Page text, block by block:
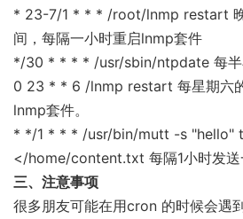
* 23-7/1 * * * /root/lnmp restart 晚
间，每隔一小时重启lnmp套件
*/30 * * * * /usr/sbin/ntpdate 每半
0 23 * * 6 /lnmp restart 每星期六
lnmp套件。
* */1 * * * /usr/bin/mutt -s "hello"
</home/content.txt 每隔1小时发送
三、注意事项
很多朋友可能在用cron 的时候会遇